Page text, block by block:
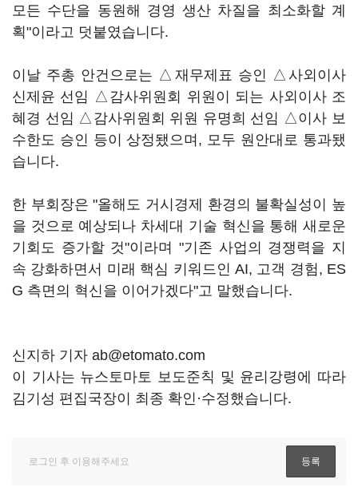
모든 수단을 동원해 경영 생산 차질을 최소화할 계
획"이라고 덧붙였습니다.
이날 주총 안건으로는 △재무제표 승인 △사외이사
신제윤 선임 △감사위원회 위원이 되는 사외이사 조
혜경 선임 △감사위원회 위원 유명희 선임 △이사 보
수한도 승인 등이 상정됐으며, 모두 원안대로 통과됐
습니다.
한 부회장은 "올해도 거시경제 환경의 불확실성이 높
을 것으로 예상되나 차세대 기술 혁신을 통해 새로운
기회도 증가할 것"이라며 "기존 사업의 경쟁력을 지
속 강화하면서 미래 핵심 키워드인 AI, 고객 경험, ES
G 측면의 혁신을 이어가겠다"고 말했습니다.
신지하 기자 ab@etomato.com
이 기사는 뉴스토마토 보도준칙 및 윤리강령에 따라
김기성 편집국장이 최종 확인·수정했습니다.